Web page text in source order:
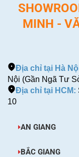
MINH -
Địa chỉ tại Hà
Nội (Gần Ngã Tư
Địa chỉ tại HCM:
10
AN GIANG
BẮC GIANG